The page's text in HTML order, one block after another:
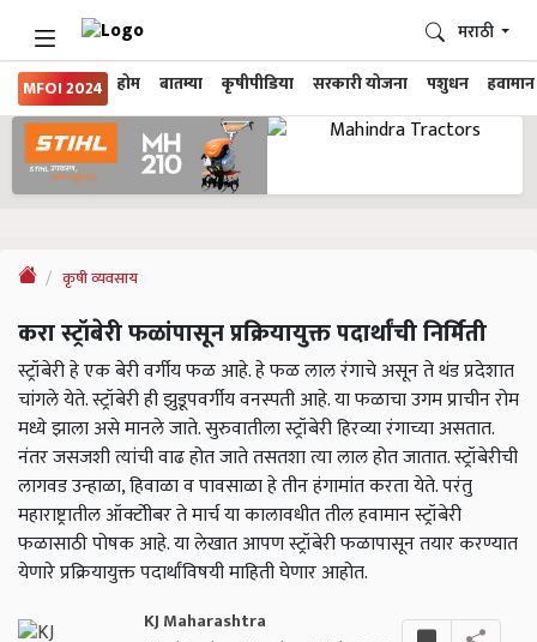
MFOI 2024 होम बातम्या कृषीपीडिया सरकारी योजना पशुधन हवामान
मराठी
कृषी व्यवसाय
करा स्ट्रॉबेरी फळांपासून प्रक्रियायुक्त पदार्थांची निर्मिती
स्ट्रॉबेरी हे एक बेरी वर्गीय फळ आहे. हे फळ लाल रंगाचे असून ते थंड प्रदेशात
चांगले येते. स्ट्रॉबेरी ही झुडूपवर्गीय वनस्पती आहे. या फळाचा उगम प्राचीन रोम
मध्ये झाला असे मानले जाते. सुरुवातीला स्ट्रॉबेरी हिरव्या रंगाच्या असतात.
नंतर जसजशी त्यांची वाढ होत जाते तसतशा त्या लाल होत जातात. स्ट्रॉबेरीची
लागवड उन्हाळा, हिवाळा व पावसाळा हे तीन हंगामांत करता येते. परंतु
महाराष्ट्रातील ऑक्टोीबर ते मार्च या कालावधीत तील हवामान स्ट्रॉबेरी
फळासाठी पोषक आहे. या लेखात आपण स्ट्रॉबेरी फळापासून तयार करण्यात
येणारे प्रक्रियायुक्त पदार्थांविषयी माहिती घेणार आहोत.
KJ Maharashtra